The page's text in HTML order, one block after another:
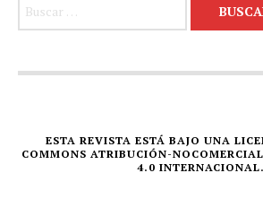
ESTA REVISTA ESTÁ BAJO UNA
COMMONS ATRIBUCIÓN-
4.0 INTERNACIONAL.